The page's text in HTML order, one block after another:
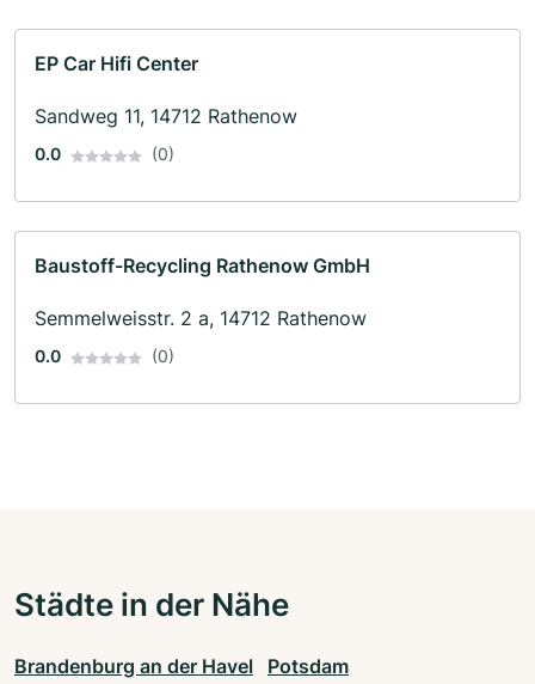
EP Car Hifi Center
Sandweg 11, 14712 Rathenow
0.0 (0)
Baustoff-Recycling Rathenow GmbH
Semmelweisstr. 2 a, 14712 Rathenow
0.0 (0)
Städte in der Nähe
Brandenburg an der Havel Potsdam